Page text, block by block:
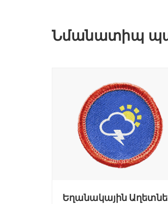
Նմանատիպ
Եղանակային